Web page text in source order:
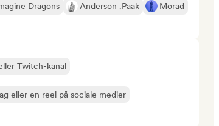
Dragons Anderson .Paak
Morad
Twitch-kanal
eller en reel på sociale medier